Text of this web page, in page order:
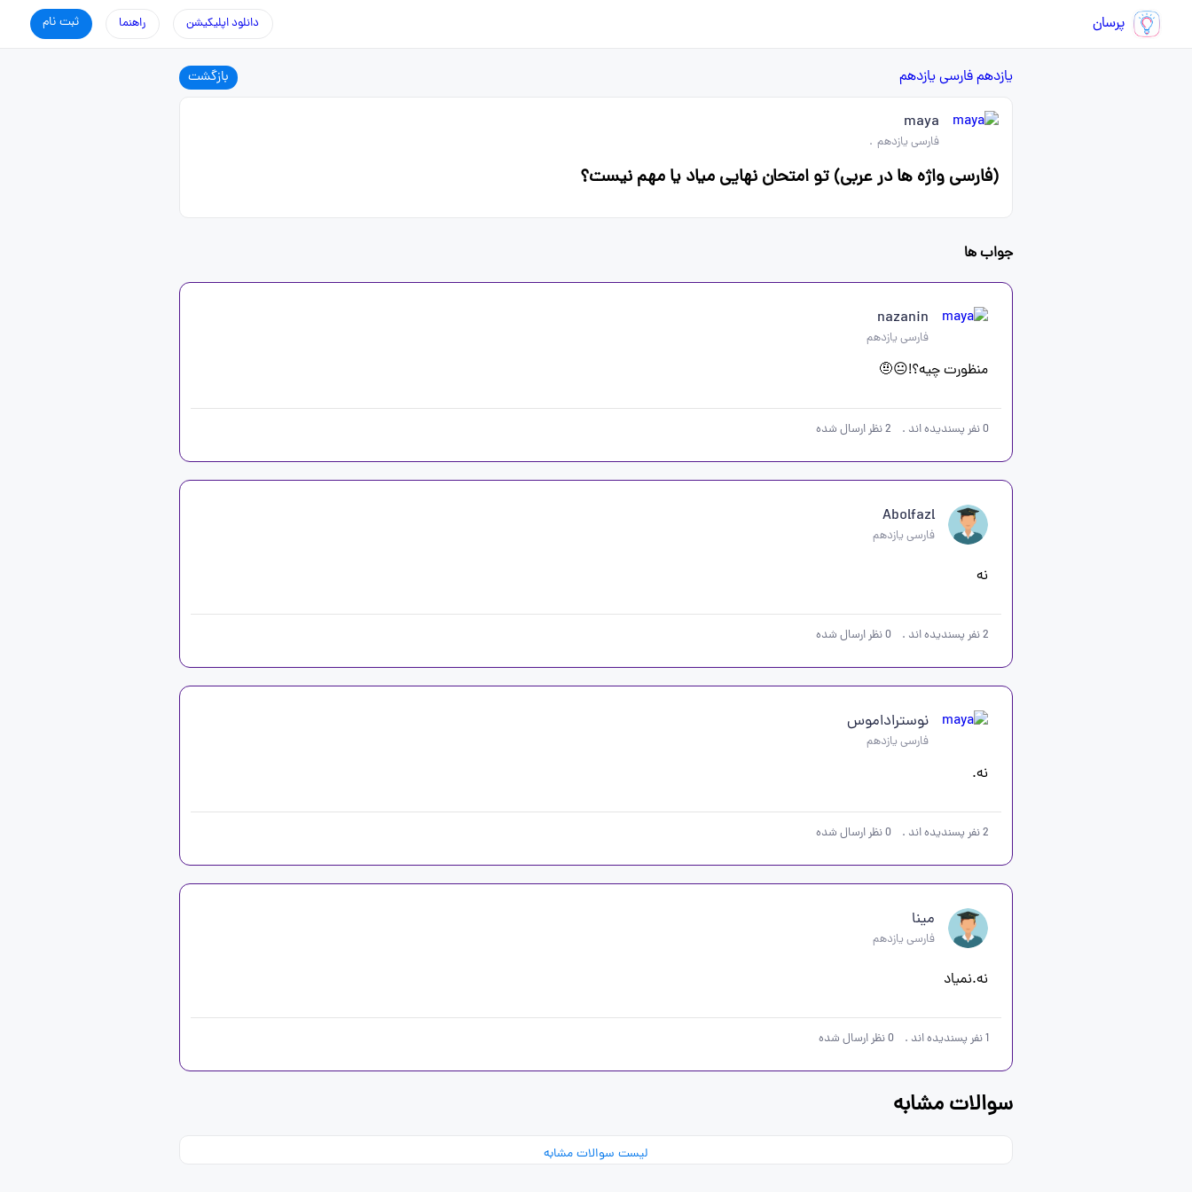
پرسان ثبت نام راهنما دانلود اپلیکیشن
یازدهمفارسی یازدهم بازگشت
maya
فارسی یازدهم .
(فارسی واژه ها در عربی) تو امتحان نهایی میاد یا مهم نیست؟
جواب ها
nazanin
فارسی یازدهم
منظورت چیه؟!😐🤨
0نفر پسندیده اند .
2نظر ارسال شده
Abolfazl
فارسی یازدهم
نه
2نفر پسندیده اند .
0نظر ارسال شده
نوستراداموس
فارسی یازدهم
نه.
2نفر پسندیده اند .
0نظر ارسال شده
مینا
فارسی یازدهم
نه.نمیاد
1نفر پسندیده اند .
0نظر ارسال شده
سوالات مشابه
لیست سوالات مشابه